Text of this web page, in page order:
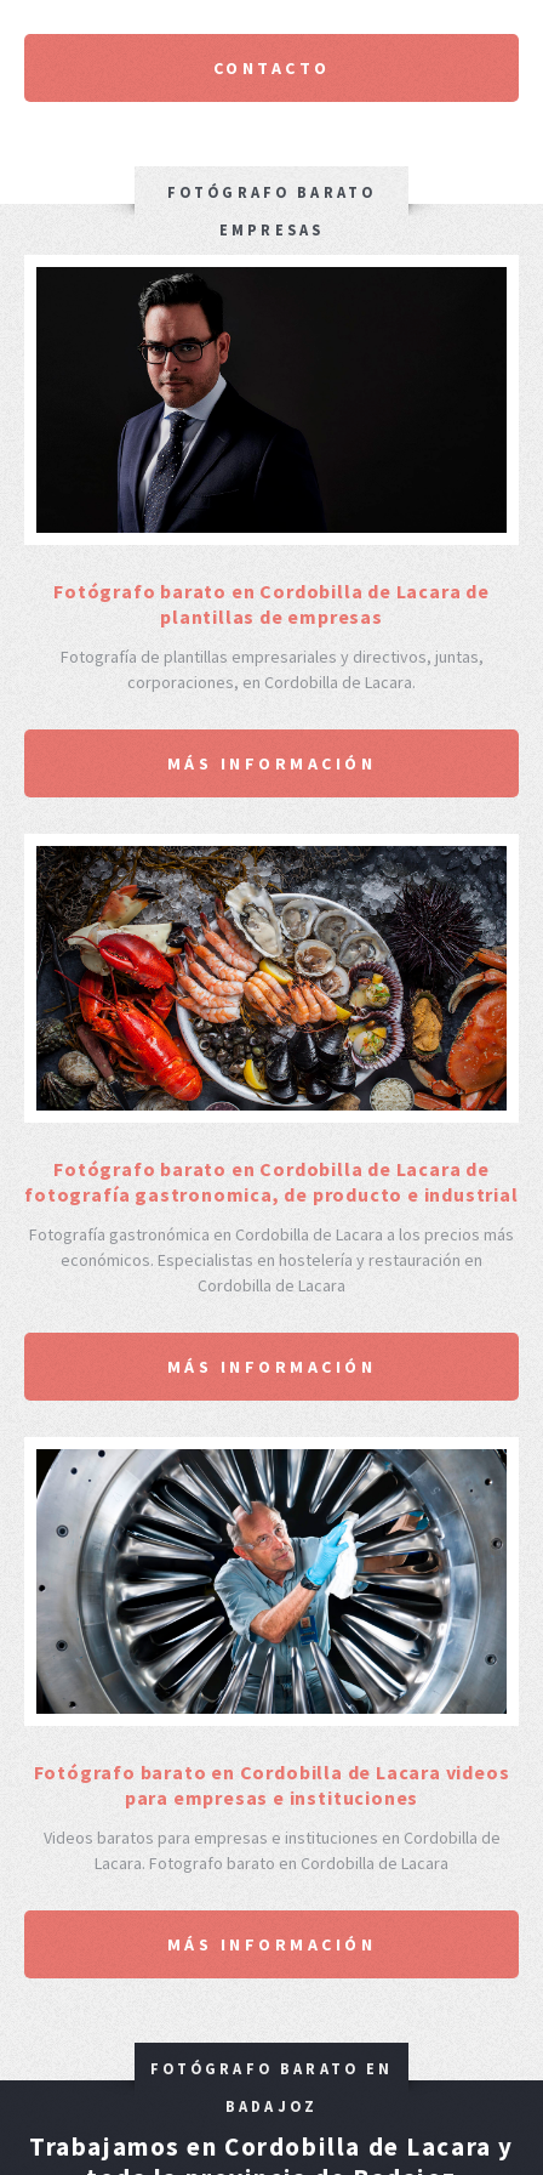
CONTACTO
FOTÓGRAFO BARATO
EMPRESAS
Fotógrafo barato en Cordobilla de Lacara de
plantillas de empresas
Fotografía de plantillas empresariales y directivos, juntas,
corporaciones, en Cordobilla de Lacara.
MÁS INFORMACIÓN
Fotógrafo barato en Cordobilla de Lacara de
fotografía gastronomica, de producto e industrial
Fotografía gastronómica en Cordobilla de Lacara a los precios más
económicos. Especialistas en hostelería y restauración en
Cordobilla de Lacara
MÁS INFORMACIÓN
Fotógrafo barato en Cordobilla de Lacara videos
para empresas e instituciones
Videos baratos para empresas e instituciones en Cordobilla de
Lacara. Fotografo barato en Cordobilla de Lacara
MÁS INFORMACIÓN
FOTÓGRAFO BARATO EN
BADAJOZ
Trabajamos en Cordobilla de Lacara y